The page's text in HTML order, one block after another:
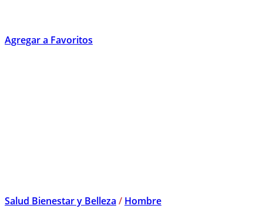
Agregar a Favoritos
Salud Bienestar y Belleza / Hombre